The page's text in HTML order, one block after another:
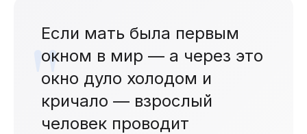
Если мать была первым
окном в мир — а через это
окно дуло холодом и
кричало — взрослый
человек проводит